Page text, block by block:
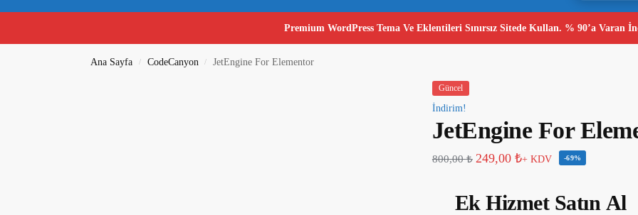
Premium WordPress Tema Ve Eklentileri Sınırsız Sitede Kullan. % 90’a Varan
Ana Sayfa / CodeCanyon / JetEngine For Elementor
Güncel
İndirim!
JetEngine For
800,00₺ 249,00 ₺+ KDV -69%
Ek Hizmet Satın Al